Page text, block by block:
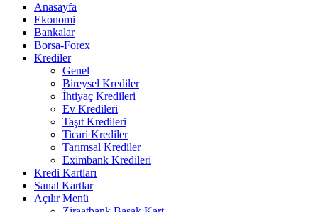
Anasayfa
Ekonomi
Bankalar
Borsa-Forex
Krediler
Genel
Bireysel Krediler
İhtiyaç Kredileri
Ev Kredileri
Taşıt Kredileri
Ticari Krediler
Tarımsal Krediler
Eximbank Kredileri
Kredi Kartları
Sanal Kartlar
Açılır Menü